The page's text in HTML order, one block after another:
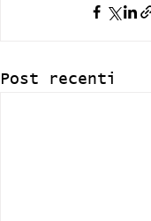
Post recenti